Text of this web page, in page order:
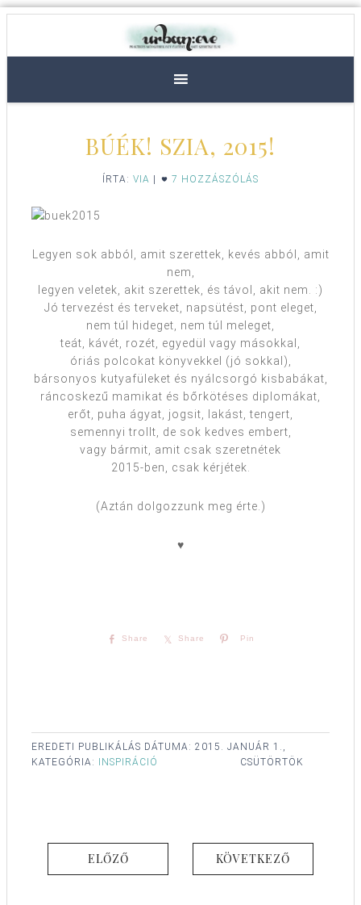
BÚÉK! SZIA, 2015!
ÍRTA: VIA 7 HOZZÁSZÓLÁS
Legyen sok abból, amit szerettek, kevés abból, amit
nem,
legyen veletek, akit szerettek, és távol, akit nem. :)
Jó tervezést és terveket, napsütést, pont eleget,
nem túl hideget, nem túl meleget,
teát, kávét, rozét, egyedül vagy másokkal,
óriás polcokat könyvekkel (jó sokkal),
bársonyos kutyafüleket és nyálcsorgó kisbabákat,
ráncoskezű mamikat és bőrkötéses diplomákat,
erőt, puha ágyat, jogsit, lakást, tengert,
semennyi trollt, de sok kedves embert,
vagy bármit, amit csak szeretnétek
2015-ben, csak kérjétek.
(Aztán dolgozzunk meg érte.)
♥
Share Share Pin
EREDETI PUBLIKÁLÁS DÁTUMA: 2015. JANUÁR 1.,
CSÜTÖRTÖK
KATEGÓRIA: INSPIRÁCIÓ
ELŐZŐ KÖVETKEZŐ